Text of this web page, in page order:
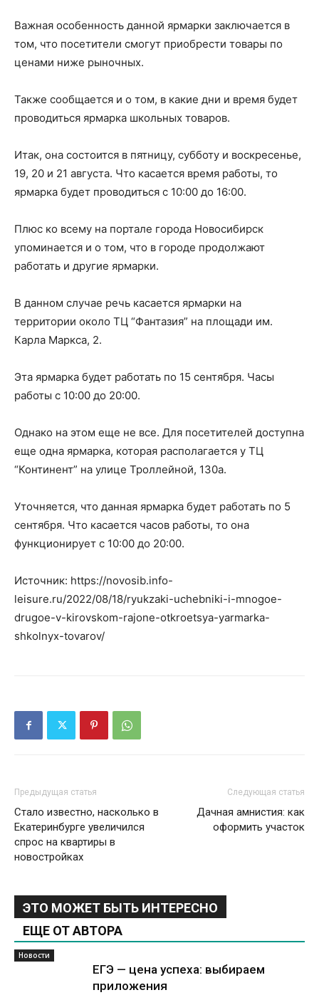
Важная особенность данной ярмарки заключается в
том, что посетители смогут приобрести товары по
ценами ниже рыночных.
Также сообщается и о том, в какие дни и время будет
проводиться ярмарка школьных товаров.
Итак, она состоится в пятницу, субботу и воскресенье,
19, 20 и 21 августа. Что касается время работы, то
ярмарка будет проводиться с 10:00 до 16:00.
Плюс ко всему на портале города Новосибирск
упоминается и о том, что в городе продолжают
работать и другие ярмарки.
В данном случае речь касается ярмарки на
территории около ТЦ “Фантазия” на площади им.
Карла Маркса, 2.
Эта ярмарка будет работать по 15 сентября. Часы
работы с 10:00 до 20:00.
Однако на этом еще не все. Для посетителей доступна
еще одна ярмарка, которая располагается у ТЦ
“Континент” на улице Троллейной, 130а.
Уточняется, что данная ярмарка будет работать по 5
сентября. Что касается часов работы, то она
функционирует с 10:00 до 20:00.
Источник: https://novosib.info-
leisure.ru/2022/08/18/ryukzaki-uchebniki-i-mnogoe-
drugoe-v-kirovskom-rajone-otkroetsya-yarmarka-
shkolnyx-tovarov/
Предыдущая статья
Стало известно, насколько в
Екатеринбурге увеличился
спрос на квартиры в
новостройках
Следующая статья
Дачная амнистия: как
оформить участок
ЭТО МОЖЕТ БЫТЬ ИНТЕРЕСНО
ЕЩЕ ОТ АВТОРА
Новости
ЕГЭ — цена успеха: выбираем
приложения